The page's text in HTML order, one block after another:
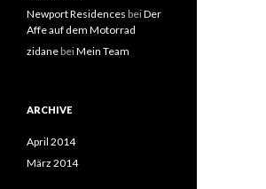
Newport Residences beiDer
Affe auf dem Motorrad
zidanebeiMein Team
ARCHIVE
April 2014
März 2014